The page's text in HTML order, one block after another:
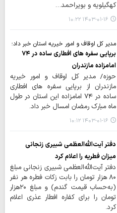
کهگیلویه و بویراحمد…
۱۴۰۳-۰۱-۱۶ ۱۰:۲۲
مدیر کل اوقاف و امور خیریه استان خبر داد؛
برپایی سفره های افطاری ساده در ۷۴
امامزاده مازندران
حوزه/ مدیر کل اوقاف و امور خیریه
مازندران از برپایی سفره های افطاری
ساده در ۷۴ امامزاده این استان در طول
ماه مبارک رمضان امسال خبر داد.
۱۴۰۳-۰۱-۱۶ ۱۰:۱۲
دفتر آیت‌الله‌العظمی شبیری زنجانی
میزان فطریه را اعلام کرد
دفتر آیت‌الله‌العظمی شبیری زنجانی مبلغ
۸۰ هزار تومان را بابت زکات فطره هر نفر
(به‌حساب قیمت گندم) و مبلغ ۲۰هزار
تومان را برای کفاره افطار عذری اعلام
کرد.